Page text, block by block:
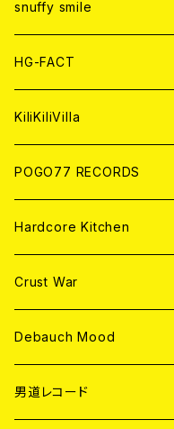
CD
ANALOG
CD
ANALOG
WORLD
CD
ANALOG
snuffy smile
HG-FACT
KiliKiliVilla
POGO77 RECORDS
Hardcore Kitchen
Crust War
Debauch Mood
男道レコード